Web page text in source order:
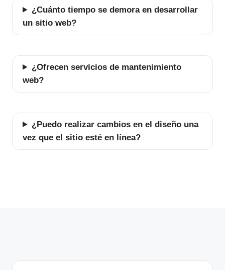
¿Cuánto tiempo se demora en desarrollar
un sitio web?
¿Ofrecen servicios de mantenimiento
web?
¿Puedo realizar cambios en el diseño una
vez que el sitio esté en línea?